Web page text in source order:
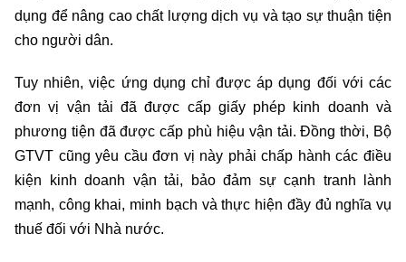
dụng để nâng cao chất lượng dịch vụ và tạo sự thuận tiện
cho người dân.
Tuy nhiên, việc ứng dụng chỉ được áp dụng đối với các
đơn vị vận tải đã được cấp giấy phép kinh doanh và
phương tiện đã được cấp phù hiệu vận tải. Đồng thời, Bộ
GTVT cũng yêu cầu đơn vị này phải chấp hành các điều
kiện kinh doanh vận tải, bảo đảm sự cạnh tranh lành
mạnh, công khai, minh bạch và thực hiện đầy đủ nghĩa vụ
thuế đối với Nhà nước.